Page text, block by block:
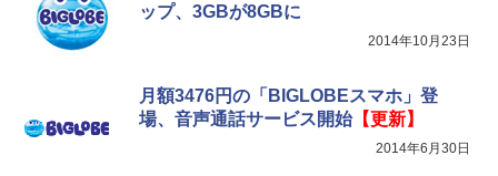
ップ、3GBが8GBに
2014年10月23日
月額3476円の「BIGLOBEスマホ」登
場、音声通話サービス開始【更新】
2014年6月30日